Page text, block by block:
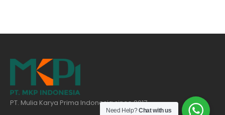
PT. Mulia Karya Prima Indonesia since 2017
Need Help?Chat with us